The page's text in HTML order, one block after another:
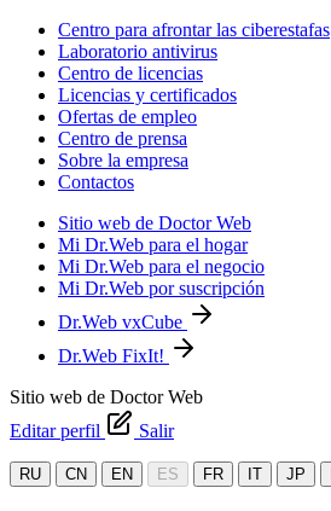
Centro para afrontar las ciberestafas
Laboratorio antivirus
Centro de licencias
Licencias y certificados
Ofertas de empleo
Centro de prensa
Sobre la empresa
Contactos
Sitio web de Doctor Web
Mi Dr.Web para el hogar
Mi Dr.Web para el negocio
Mi Dr.Web por suscripción
Dr.Web vxCube
Dr.Web FixIt!
Sitio web de Doctor Web
Editar perfil
Salir
RU CN EN ES FR IT JP